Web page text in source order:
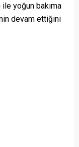
ile yoğun bakıma
devam ettiğini